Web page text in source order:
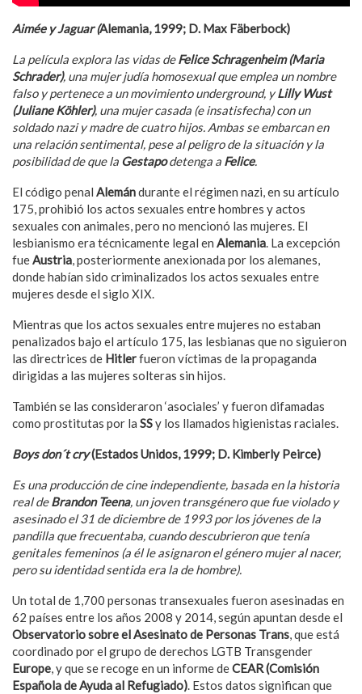
Aimée y Jaguar (Alemania, 1999; D. Max Fäberbock)
La película explora las vidas deFelice Schragenheim (Maria
Schrader), una mujer judía homosexual que emplea un nombre
falso y pertenece a un movimiento underground, yLilly Wust
(Juliane Köhler), una mujer casada (e insatisfecha) con un
soldado nazi y madre de cuatro hijos. Ambas se embarcan en
una relación sentimental, pese al peligro de la situación y la
posibilidad de que la Gestapodetenga a Felice.
El código penal Alemándurante el régimen nazi, en su artículo
175, prohibió los actos sexuales entre hombres y actos
sexuales con animales, pero no mencionó las mujeres. El
lesbianismo era técnicamente legal en Alemania. La excepción
fueAustria, posteriormente anexionada por los alemanes,
donde habían sido criminalizados los actos sexuales entre
mujeres desde el siglo XIX.
Mientras que los actos sexuales entre mujeres no estaban
penalizados bajo el artículo 175, las lesbianas que no siguieron
las directrices de Hitlerfueron víctimas de la propaganda
dirigidas a las mujeres solteras sin hijos.
También se las consideraron ‘asociales’ y fueron difamadas
como prostitutas por la SSy los llamados higienistas raciales.
Boys don´t cry(Estados Unidos, 1999; D. Kimberly Peirce)
Es una producción de cine independiente, basada en la historia
real deBrandon Teena, un joven transgénero que fue violado y
asesinado el 31 de diciembre de 1993 por los jóvenes de la
pandilla que frecuentaba, cuando descubrieron que tenía
genitales femeninos (a él le asignaron el género mujer al nacer,
pero su identidad sentida era la de hombre).
Un total de 1,700 personas transexuales fueron asesinadas en
62 países entre los años 2008 y 2014, según apuntan desde el
Observatorio sobre el Asesinato de Personas Trans, que está
coordinado por el grupo de derechos LGTB Transgender
Europe, y que se recoge en un informe deCEAR (Comisión
Española de Ayuda al Refugiado). Estos datos significan que